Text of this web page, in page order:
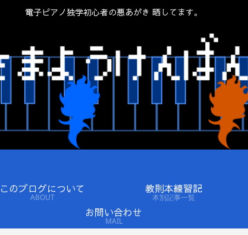
電子ピアノ独学初心者の悪あがき 晒してます。
このブログについて
ABOUT
教則本練習記
本別記事一覧
お問い合わせ
MAIL